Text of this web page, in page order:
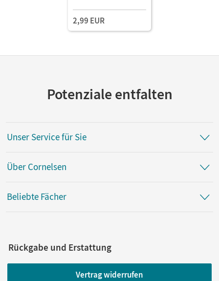
2,99 EUR
Potenziale entfalten
Unser Service für Sie
Über Cornelsen
Beliebte Fächer
Rückgabe und Erstattung
Vertrag widerrufen